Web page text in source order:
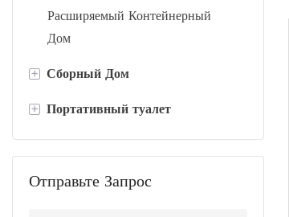
Расширяемый Контейнерный
Дом
+ Сборный Дом
K Модель сборного дома
T Модель сборного дома
+ Портативный туалет
Портативный туалет HDPE
Портативный туалет EPS
Отправьте Запрос